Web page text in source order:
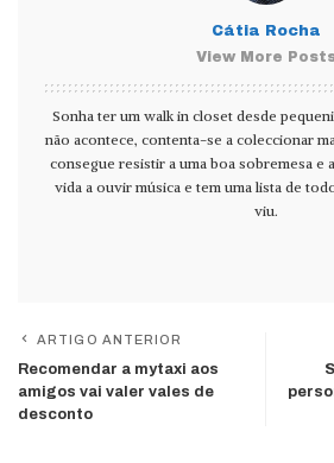
Cátia Rocha
View More
Sonha ter um walk in closet desde
não acontece, contenta-se a coleccionar
consegue resistir a uma boa sobremesa e
vida a ouvir música e tem uma lista de
viu.
ARTIGO ANTERIOR
Recomendar a mytaxi aos
amigos vai valer vales de
desconto